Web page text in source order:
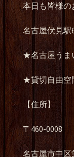
本日も皆様の
名古屋伏見駅
★名古屋うま
★貸切自由空
【住所】
〒460-0008
名古屋市中区